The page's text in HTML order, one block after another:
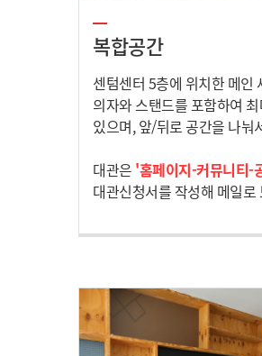
복합공간
센텀센터 5층에 위치한 메인
의자와 스탠드를 포함하여
있으며, 앞/뒤로 공간을 나눠
대관은 '홈페이지-커뮤니티-
대관신청서를 작성해 메일